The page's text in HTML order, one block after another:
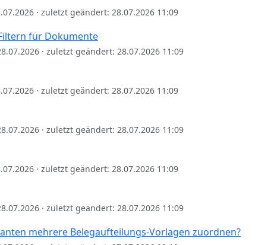
· zuletzt geändert: 28.07.2026 11:09
für Dokumente
· zuletzt geändert: 28.07.2026 11:09
· zuletzt geändert: 28.07.2026 11:09
· zuletzt geändert: 28.07.2026 11:09
· zuletzt geändert: 28.07.2026 11:09
· zuletzt geändert: 28.07.2026 11:09
mehrere Belegaufteilungs-Vorlagen zuordnen?